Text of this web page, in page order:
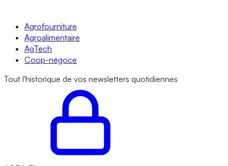
Agrofourniture
Agroalimentaire
AgTech
Coop-négoce
Tout l'historique de vos newsletters quotidiennes